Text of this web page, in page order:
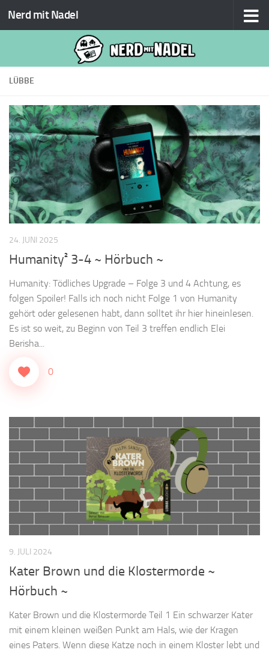
Zum Inhalt springen
Nerd mit Nadel
LÜBBE
24. JUNI 2025
Humanity² 3-4 ~ Hörbuch ~
Humanity: Tödliches Upgrade – Folge 3 und 4 Achtung, es
folgen Spoiler! Falls ich noch nicht Folge 1 von Humanity
gehört oder gelesenen habt, dann solltet ihr hier hineinlesen.
Es ist so weit, zu Beginn von Teil 3 treffen endlich Elei
Berisha...
0
9. JULI 2024
Kater Brown und die Klostermorde ~
Hörbuch ~
Kater Brown und die Klostermorde Teil 1 Ein schwarzer Kater
mit einem kleinen weißen Punkt am Hals, wie der Kragen
eines Paters. Wenn diese Katze noch in einem Kloster lebt und